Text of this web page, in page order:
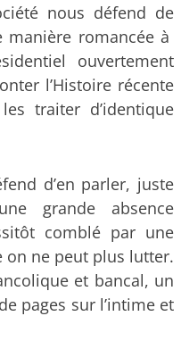
nous défend de
manière romancée à
ouvertement
l’Histoire récente
traiter d’identique
d’en parler, juste
grande absence
comblé par une
on ne peut plus lutter.
et bancal, un
pages sur l’intime et